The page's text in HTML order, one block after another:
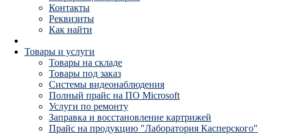
Контакты
Реквизиты
Как найти
Товары и услуги
Товары на складе
Товары под заказ
Системы видеонаблюдения
Полный прайс на ПО Microsoft
Услуги по ремонту
Заправка и восстановление картрижей
Прайс на продукцию "Лаборатория Касперского"